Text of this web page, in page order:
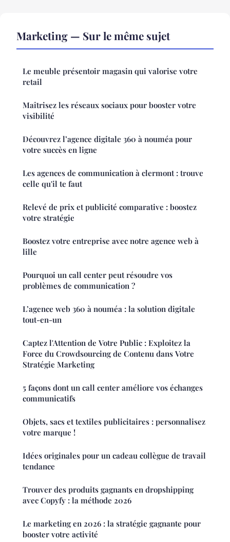
Marketing — Sur le même sujet
Le meuble présentoir magasin qui valorise votre
retail
Maîtrisez les réseaux sociaux pour booster votre
visibilité
Découvrez l’agence digitale 360 à nouméa pour
votre succès en ligne
Les agences de communication à clermont : trouve
celle qu'il te faut
Relevé de prix et publicité comparative : boostez
votre stratégie
Boostez votre entreprise avec notre agence web à
lille
Pourquoi un call center peut résoudre vos
problèmes de communication ?
L’agence web 360 à nouméa : la solution digitale
tout-en-un
Captez l'Attention de Votre Public : Exploitez la
Force du Crowdsourcing de Contenu dans Votre
Stratégie Marketing
5 façons dont un call center améliore vos échanges
communicatifs
Objets, sacs et textiles publicitaires : personnalisez
votre marque !
Idées originales pour un cadeau collègue de travail
tendance
Trouver des produits gagnants en dropshipping
avec Copyfy : la méthode 2026
Le marketing en 2026 : la stratégie gagnante pour
booster votre activité